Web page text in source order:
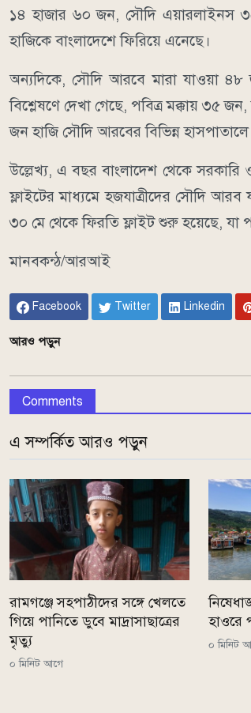
১৪ হাজার ৬০ জন, সৌদি এয়ারলাইনস
হাজিকে বাংলাদেশে ফিরিয়ে এনেছে।
অন্যদিকে, সৌদি আরবে মারা যাওয়া
বিশ্লেষণে দেখা গেছে, পবিত্র মক্কায় ৩৫
জন হাজি সৌদি আরবের বিভিন্ন
উল্লেখ্য, এ বছর বাংলাদেশ থেকে সরকারি
ফ্লাইটের মাধ্যমে হজযাত্রীদের সৌদি
৩০ মে থেকে ফিরতি ফ্লাইট শুরু হয়েছে, যা
মানবকন্ঠ/আরআই
Facebook Twitter Linkedin
আরও পড়ুন
Comments
এ সম্পর্কিত আরও পড়ুন
রামগঞ্জে সহপাঠীদের সঙ্গে খেলতে
গিয়ে পানিতে ডুবে মাদ্রাসাছাত্রের
মৃত্যু
০ মিনিট আগে
হাওরে
০ মিনিট